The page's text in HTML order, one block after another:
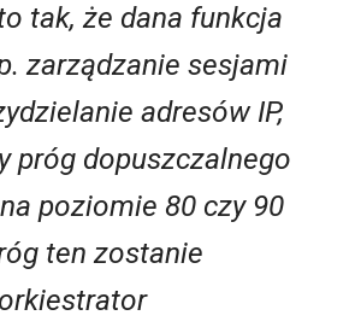
tak, że dana funkcja
zarządzanie sesjami
adresów IP,
próg dopuszczalnego
poziomie 80 czy 90
ten zostanie